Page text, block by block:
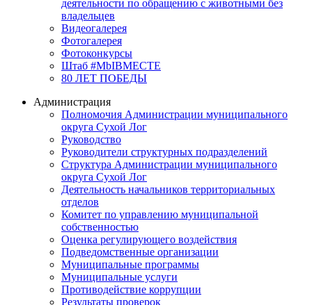
деятельности по обращению с животными без
владельцев
Видеогалерея
Фотогалерея
Фотоконкурсы
Штаб #MbIBMECTE
80 ЛЕТ ПОБЕДЫ
Администрация
Полномочия Администрации муниципального
округа Сухой Лог
Руководство
Руководители структурных подразделений
Структура Администрации муниципального
округа Сухой Лог
Деятельность начальников территориальных
отделов
Комитет по управлению муниципальной
собственностью
Оценка регулирующего воздействия
Подведомственные организации
Муниципальные программы
Муниципальные услуги
Противодействие коррупции
Результаты проверок